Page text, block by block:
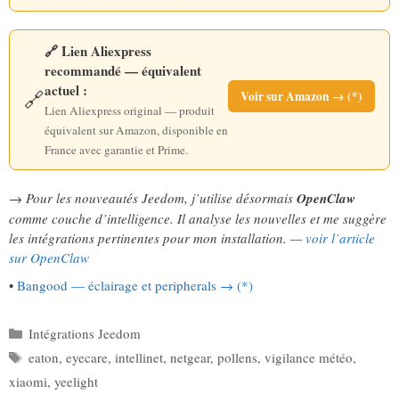
🔗
🔗 Lien Aliexpress
recommandé — équivalent
actuel :
Lien Aliexpress original — produit
équivalent sur Amazon, disponible en
France avec garantie et Prime.
Voir sur Amazon → (*)
→ Pour les nouveautés Jeedom, j’utilise désormais OpenClaw
comme couche d’intelligence. Il analyse les nouvelles et me suggère
les intégrations pertinentes pour mon installation. —voir l’article
sur OpenClaw
• Bangood — éclairage et peripherals → (*)
Catégories
Intégrations Jeedom
Étiquettes
eaton, eyecare, intellinet, netgear, pollens, vigilance météo,
xiaomi, yeelight